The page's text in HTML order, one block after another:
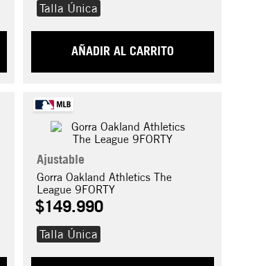
Talla Única
AÑADIR AL CARRITO
Ajustable
Gorra Oakland Athletics The
League 9FORTY
$149.990
Talla Única